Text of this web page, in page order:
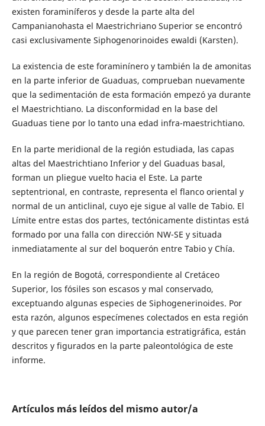
existen foraminíferos y desde la parte alta del
Campanianohasta el Maestrichriano Superior se encontró
casi exclusivamente Siphogenorinoides ewaldi (Karsten).
La existencia de este foraminínero y también la de amonitas
en la parte inferior de Guaduas, comprueban nuevamente
que la sedimentación de esta formación empezó ya durante
el Maestrichtiano. La disconformidad en la base del
Guaduas tiene por lo tanto una edad infra-maestrichtiano.
En la parte meridional de la región estudiada, las capas
altas del Maestrichtiano Inferior y del Guaduas basal,
forman un pliegue vuelto hacia el Este. La parte
septentrional, en contraste, representa el flanco oriental y
normal de un anticlinal, cuyo eje sigue al valle de Tabio. El
Límite entre estas dos partes, tectónicamente distintas está
formado por una falla con dirección NW-SE y situada
inmediatamente al sur del boquerón entre Tabio y Chía.
En la región de Bogotá, correspondiente al Cretáceo
Superior, los fósiles son escasos y mal conservado,
exceptuando algunas especies de Siphogenerinoides. Por
esta razón, algunos especímenes colectados en esta región
y que parecen tener gran importancia estratigráfica, están
descritos y figurados en la parte paleontológica de este
informe.
Artículos más leídos del mismo autor/a